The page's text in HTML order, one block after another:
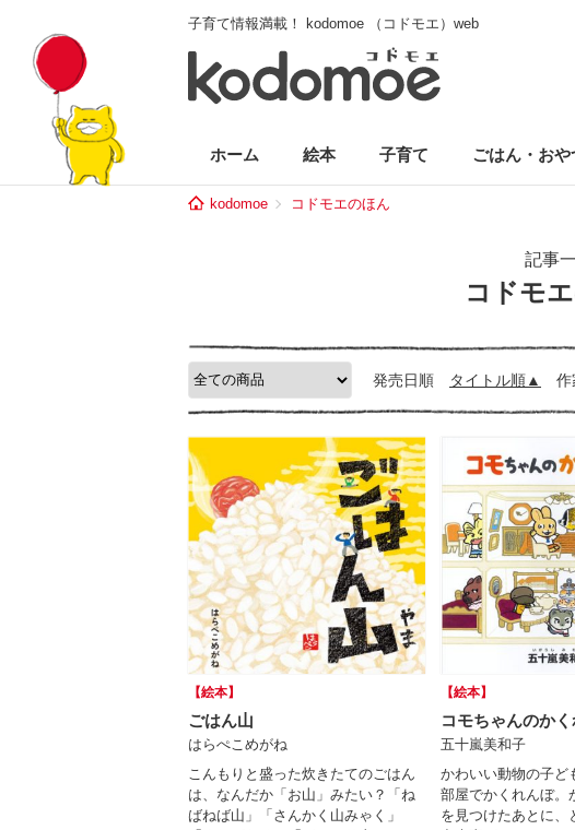
子育て情報満載！ kodomoe （コドモエ）web
ホーム 絵本 子育て ごはん・おや
kodomoe コドモエのほん
記事
コドモ
発売日順 タイトル順 作
【絵本】
ごはん山
はらぺこめがね
こんもりと盛った炊きたてのごはん
は、なんだか「お山」みたい？「ね
ばねば山」「さんかく山みゃく」
【絵本】
コモちゃんのか
五十嵐美和子
かわいい動物の子ど
部屋でかくれんぼ。
を見つけたあとに、